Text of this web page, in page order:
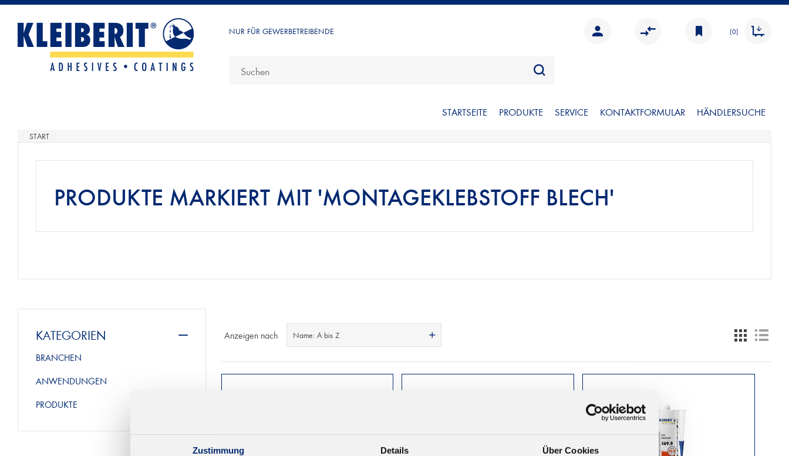
Zustimmung Details Über Cookies
NUR FÜR GEWERBETREIBENDE (0)
STARTSEITE PRODUKTE SERVICE KONTAKTFORMULAR HÄNDLERSUCHE
START
PRODUKTE MARKIERT MIT 'MONTAGEKLEBSTOFF BLECH'
KATEGORIEN
BRANCHEN
ANWENDUNGEN
PRODUKTE
Anzeigen nach Name: A bis Z